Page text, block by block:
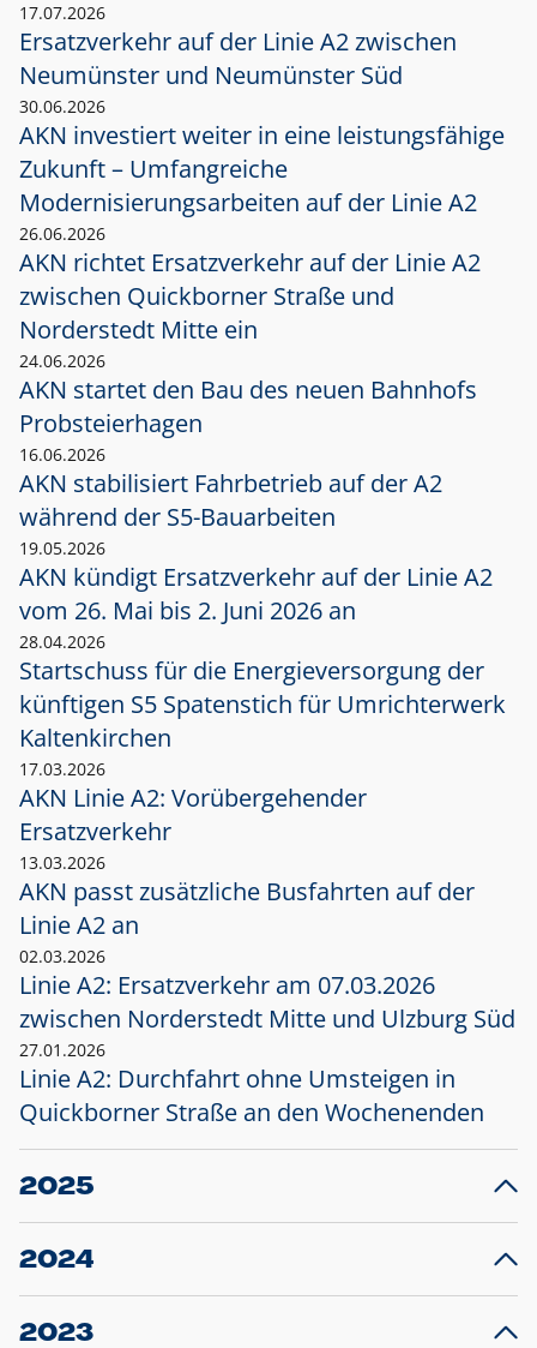
17.07.2026
Ersatzverkehr auf der Linie A2 zwischen
Neumünster und Neumünster Süd
30.06.2026
AKN investiert weiter in eine leistungsfähige
Zukunft – Umfangreiche
Modernisierungsarbeiten auf der Linie A2
26.06.2026
AKN richtet Ersatzverkehr auf der Linie A2
zwischen Quickborner Straße und
Norderstedt Mitte ein
24.06.2026
AKN startet den Bau des neuen Bahnhofs
Probsteierhagen
16.06.2026
AKN stabilisiert Fahrbetrieb auf der A2
während der S5-Bauarbeiten
19.05.2026
AKN kündigt Ersatzverkehr auf der Linie A2
vom 26. Mai bis 2. Juni 2026 an
28.04.2026
Startschuss für die Energieversorgung der
künftigen S5 Spatenstich für Umrichterwerk
Kaltenkirchen
17.03.2026
AKN Linie A2: Vorübergehender
Ersatzverkehr
13.03.2026
AKN passt zusätzliche Busfahrten auf der
Linie A2 an
02.03.2026
Linie A2: Ersatzverkehr am 07.03.2026
zwischen Norderstedt Mitte und Ulzburg Süd
27.01.2026
Linie A2: Durchfahrt ohne Umsteigen in
Quickborner Straße an den Wochenenden
2025
23.12.2025
Projekt S5: Start der Bauarbeiten am
2024
10.12.2024
Großprojekt S5: Sperrung der Bahnstraße in
2023